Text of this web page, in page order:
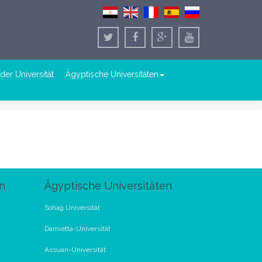
Universität
Ägyptische Universitäten
Ägyptische Universitäten
Sohag Universität
Damietta-Universität
Assuan-Universität